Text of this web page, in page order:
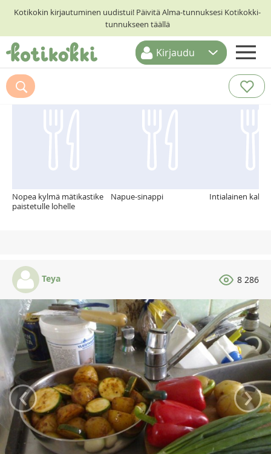
Kotikokin kirjautuminen uudistui! Päivitä Alma-tunnuksesi Kotikokki-
tunnukseen täällä
ETUSIVU
RESEPTIHAKU
Kirjaudu
Suosittelemme myös
Nopea kylmä mätikastike
paistetulle lohelle
Napue-sinappi Intialainen kala
Teya 8 286
‹ ›